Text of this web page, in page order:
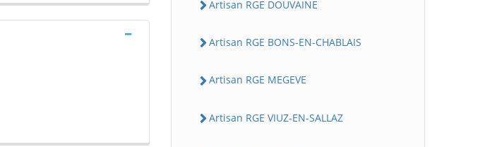
Artisan RGE DOUVAINE
Artisan RGE BONS-EN-CHABLAIS
Artisan RGE MEGEVE
Artisan RGE VIUZ-EN-SALLAZ